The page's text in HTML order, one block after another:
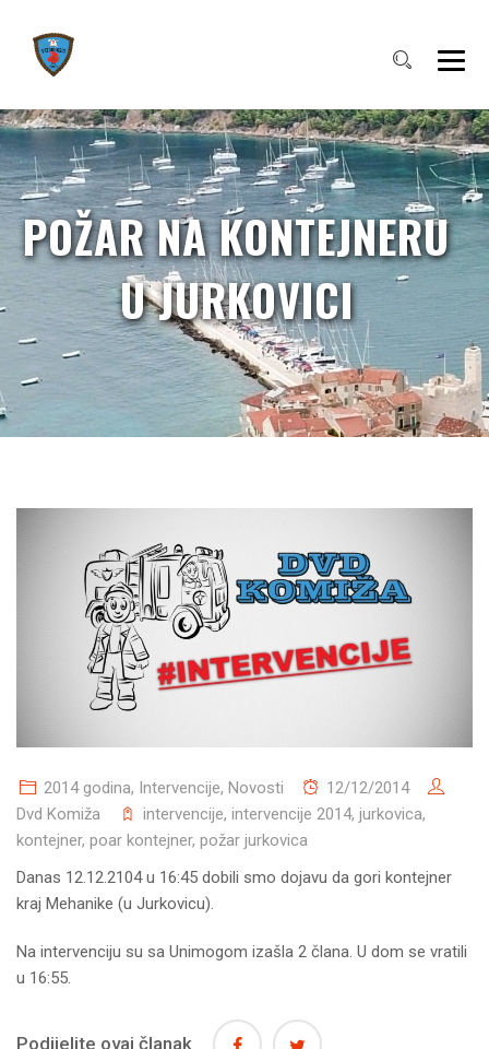
POŽAR NA KONTEJNERU
U JURKOVICI
2014 godina, Intervencije, Novosti
12/12/2014
Dvd Komiža
intervencije, intervencije 2014, jurkovica,
kontejner, poar kontejner, požar jurkovica
Danas 12.12.2104 u 16:45 dobili smo dojavu da gori kontejner
kraj Mehanike (u Jurkovicu).
Na intervenciju su sa Unimogom izašla 2 člana. U dom se vratili
u 16:55.
Podijelite ovaj članak